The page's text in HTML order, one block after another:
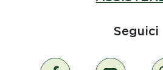
Seguici